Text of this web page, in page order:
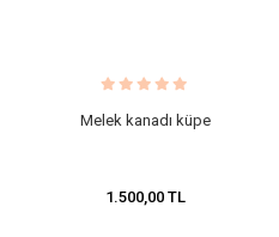
Melek kanadı küpe
1.500,00 TL